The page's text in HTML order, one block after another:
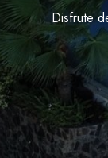
Disfrute